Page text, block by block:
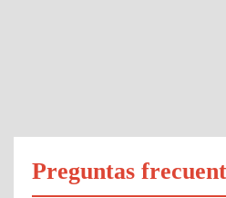
Preguntas